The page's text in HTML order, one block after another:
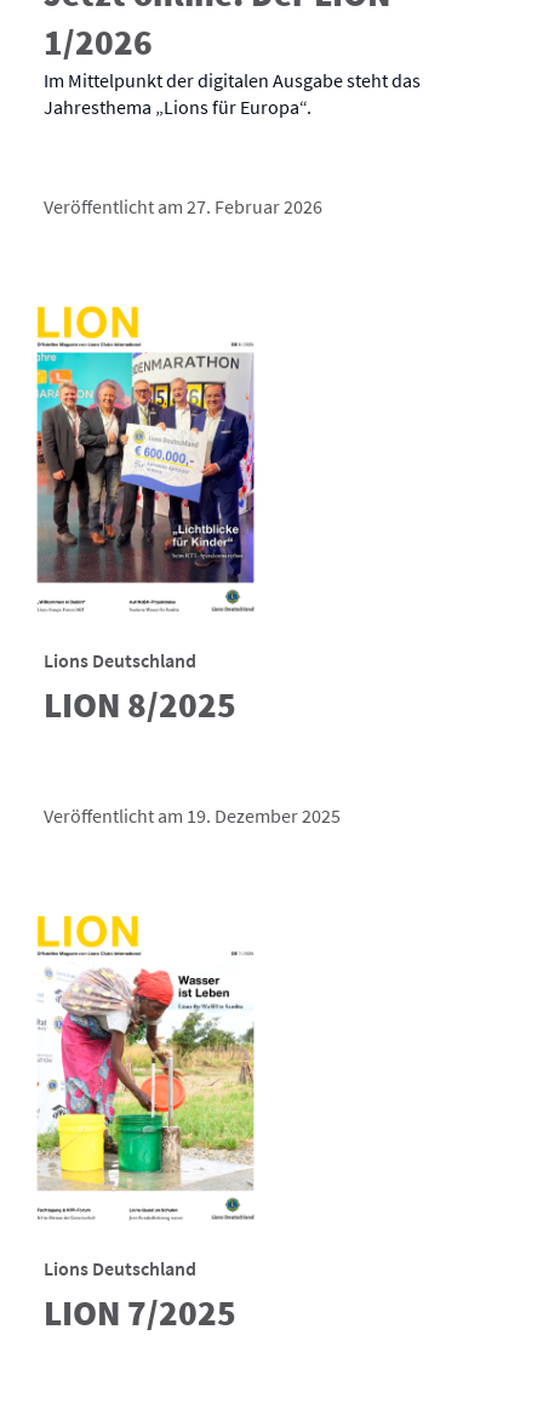
1/2026
Im Mittelpunkt der digitalen Ausgabe steht das
Jahresthema „Lions für Europa“.
Veröffentlicht am 27. Februar 2026
Lions Deutschland
LION 8/2025
Veröffentlicht am 19. Dezember 2025
Lions Deutschland
LION 7/2025